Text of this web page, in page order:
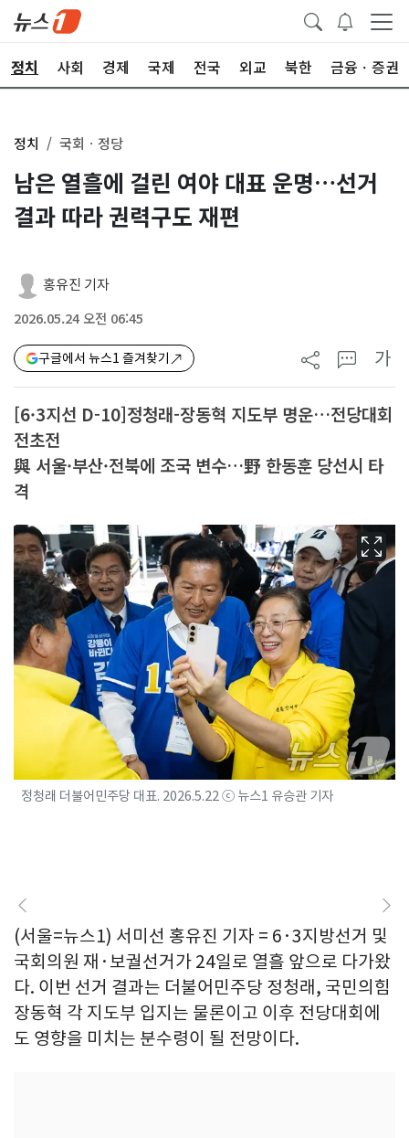
정치 사회 경제 국제 전국 외교 북한 금융ㆍ증권
정치 국회ㆍ정당
남은 열흘에 걸린 여야 대표 운명…선거
결과 따라 권력구도 재편
홍유진 기자
2026.05.24 오전 06:45
구글에서 뉴스1 즐겨찾기 가
[6·3지선 D-10]정청래-장동혁 지도부 명운…전당대회
전초전
與 서울·부산·전북에 조국 변수…野 한동훈 당선시 타
격
정청래 더불어민주당 대표. 2026.5.22 ⓒ 뉴스1 유승관 기자
(서울=뉴스1) 서미선 홍유진 기자 = 6·3지방선거 및
국회의원 재·보궐선거가 24일로 열흘 앞으로 다가왔
다. 이번 선거 결과는 더불어민주당 정청래, 국민의힘
장동혁 각 지도부 입지는 물론이고 이후 전당대회에
도 영향을 미치는 분수령이 될 전망이다.